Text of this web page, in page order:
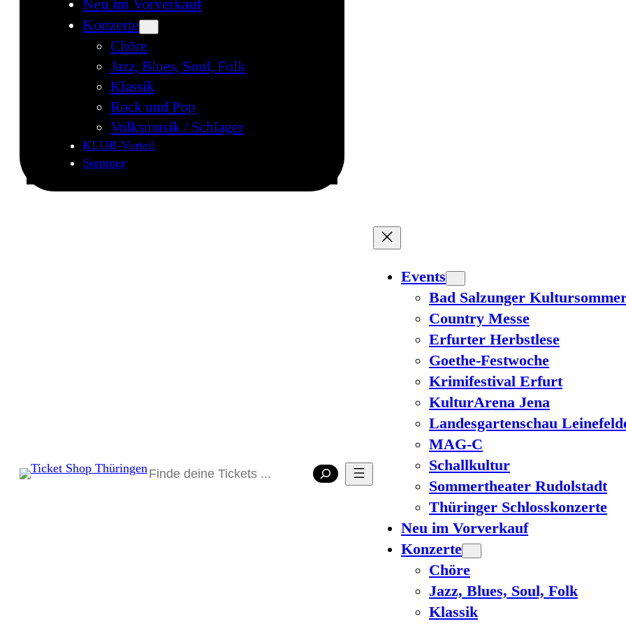
Neu im Vorverkauf
Konzerte
Chöre
Jazz, Blues, Soul, Folk
Klassik
Rock und Pop
Volksmusik / Schlager
KLUB-Vorteil
Sommer
Suchen
Events
Bad Salzunger
Country Messe
Erfurter Herbstlese
Goethe-Festwoche
Krimifestival Erfurt
KulturArena Jena
Landesgartenschau
MAG-C
Schallkultur
Sommertheater Rudolstadt
Thüringer Schlosskonzerte
Neu im Vorverkauf
Konzerte
Chöre
Jazz, Blues, Soul, Folk
Klassik